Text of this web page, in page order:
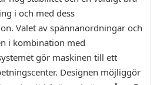
i och med dess
Valet av spännanordningar och
i kombination med
gör maskinen till ett
Designen möjliggör